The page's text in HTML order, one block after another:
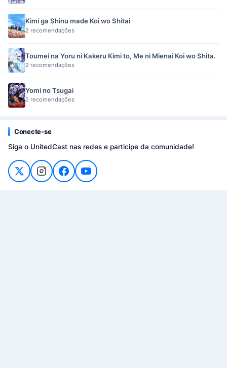
Kimi ga Shinu made Koi wo Shitai
2 recomendações
Toumei na Yoru ni Kakeru Kimi to, Me ni Mienai Koi wo Shita.
2 recomendações
Yomi no Tsugai
2 recomendações
Conecte-se
Siga o UnitedCast nas redes e participe da comunidade!